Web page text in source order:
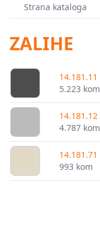
Strana kataloga
ZALIHE
14.181.11
5.223 kom
14.181.12
4.787 kom
14.181.71
993 kom